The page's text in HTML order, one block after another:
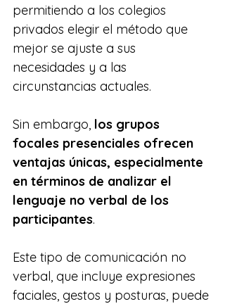
permitiendo a los colegios
privados elegir el método que
mejor se ajuste a sus
necesidades y a las
circunstancias actuales.
Sin embargo, los grupos
focales presenciales ofrecen
ventajas únicas, especialmente
en términos de analizar el
lenguaje no verbal de los
participantes.
Este tipo de comunicación no
verbal, que incluye expresiones
faciales, gestos y posturas, puede